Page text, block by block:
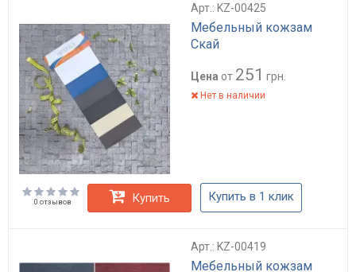
Арт.: KZ-00425
Мебельный кожзам
Скай
Цена от 251 грн.
Нет в наличии
0 отзывов Купить Купить в 1 клик
Арт.: KZ-00419
Мебельный кожзам